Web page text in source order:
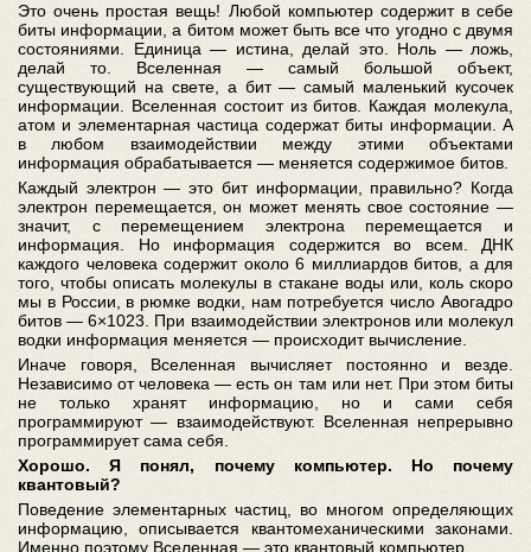
Это очень простая вещь! Любой компьютер содержит в себе
биты информации, а битом может быть все что угодно с двумя
состояниями. Единица — истина, делай это. Ноль — ложь,
делай то. Вселенная — самый большой объект,
существующий на свете, а бит — самый маленький кусочек
информации. Вселенная состоит из битов. Каждая молекула,
атом и элементарная частица содержат биты информации. А
в любом взаимодействии между этими объектами
информация обрабатывается — меняется содержимое битов.
Каждый электрон — это бит информации, правильно? Когда
электрон перемещается, он может менять свое состояние —
значит, с перемещением электрона перемещается и
информация. Но информация содержится во всем. ДНК
каждого человека содержит около 6 миллиардов битов, а для
того, чтобы описать молекулы в стакане воды или, коль скоро
мы в России, в рюмке водки, нам потребуется число Авогадро
битов — 6×1023. При взаимодействии электронов или молекул
водки информация меняется — происходит вычисление.
Иначе говоря, Вселенная вычисляет постоянно и везде.
Независимо от человека — есть он там или нет. При этом биты
не только хранят информацию, но и сами себя
программируют — взаимодействуют. Вселенная непрерывно
программирует сама себя.
Хорошо. Я понял, почему компьютер. Но почему
квантовый?
Поведение элементарных частиц, во многом определяющих
информацию, описывается квантомеханическими законами.
Именно поэтому Вселенная — это квантовый компьютер.